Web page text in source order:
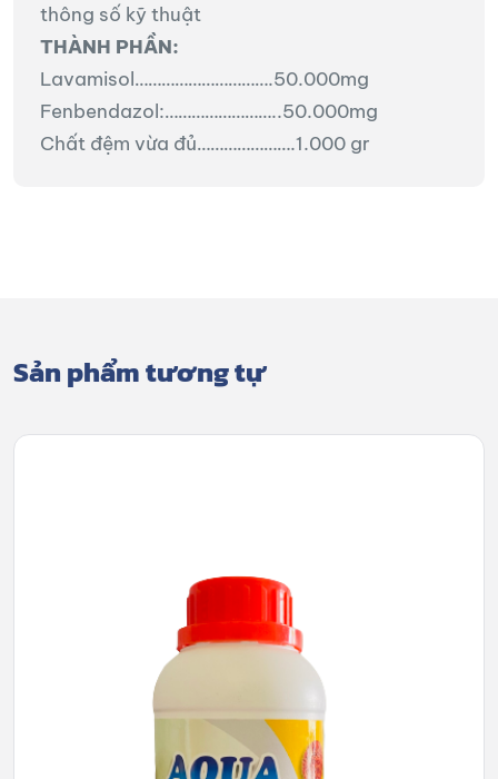
thông số kỹ thuật
THÀNH PHẦN:
Lavamisol………………………….50.000mg
Fenbendazol:……………………..50.000mg
Chất đệm vừa đủ………………….1.000 gr
Sản phẩm tương tự